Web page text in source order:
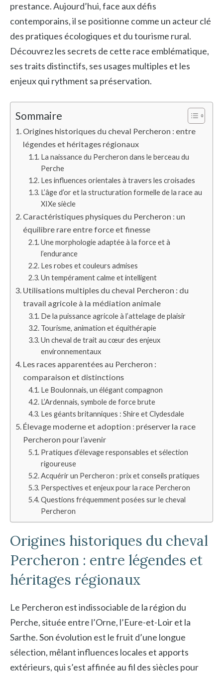
prestance. Aujourd’hui, face aux défis
contemporains, il se positionne comme un acteur clé
des pratiques écologiques et du tourisme rural.
Découvrez les secrets de cette race emblématique,
ses traits distinctifs, ses usages multiples et les
enjeux qui rythment sa préservation.
Sommaire
Origines historiques du cheval Percheron : entre
légendes et héritages régionaux
La naissance du Percheron dans le berceau du
Perche
Les influences orientales à travers les croisades
L’âge d’or et la structuration formelle de la race au
XIXe siècle
Caractéristiques physiques du Percheron : un
équilibre rare entre force et finesse
Une morphologie adaptée à la force et à
l’endurance
Les robes et couleurs admises
Un tempérament calme et intelligent
Utilisations multiples du cheval Percheron : du
travail agricole à la médiation animale
De la puissance agricole à l’attelage de plaisir
Tourisme, animation et équithérapie
Un cheval de trait au cœur des enjeux
environnementaux
Les races apparentées au Percheron :
comparaison et distinctions
Le Boulonnais, un élégant compagnon
L’Ardennais, symbole de force brute
Les géants britanniques : Shire et Clydesdale
Élevage moderne et adoption : préserver la race
Percheron pour l’avenir
Pratiques d’élevage responsables et sélection
rigoureuse
Acquérir un Percheron : prix et conseils pratiques
Perspectives et enjeux pour la race Percheron
Questions fréquemment posées sur le cheval
Percheron
Origines historiques du cheval
Percheron : entre légendes et
héritages régionaux
Le Percheron est indissociable de la région du
Perche, située entre l’Orne, l’Eure-et-Loir et la
Sarthe. Son évolution est le fruit d’une longue
sélection, mêlant influences locales et apports
extérieurs, qui s’est affinée au fil des siècles pour